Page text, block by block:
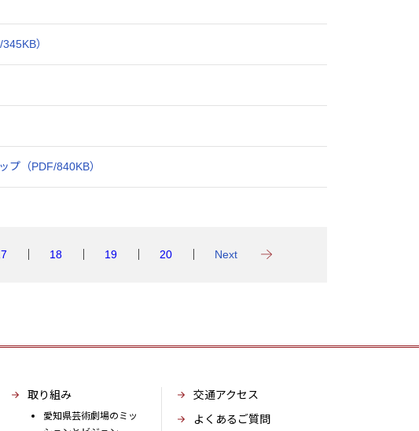
）
プ（PDF/840KB）
18 19 20 Next
取り組み
愛知県芸術劇場のミッ
交通アクセス
よくあるご質問